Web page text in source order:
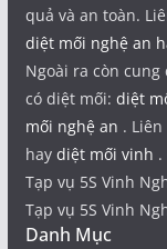
quả và an toàn.
diệt mối nghệ an
Ngoài ra còn cung
có diệt mối: diệt
mối nghệ an .
hay diệt mối vinh
Tạp vụ 5S Vinh
Tạp vụ 5S Vinh
Danh Mục